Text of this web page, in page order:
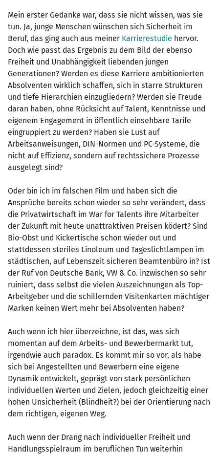
Mein erster Gedanke war, dass sie nicht wissen, was sie
tun. Ja, junge Menschen wünschen sich Sicherheit im
Beruf, das ging auch aus meiner Karrierestudie hervor.
Doch wie passt das Ergebnis zu dem Bild der ebenso
Freiheit und Unabhängigkeit liebenden jungen
Generationen? Werden es diese Karriere ambitionierten
Absolventen wirklich schaffen, sich in starre Strukturen
und tiefe Hierarchien einzugliedern? Werden sie Freude
daran haben, ohne Rücksicht auf Talent, Kenntnisse und
eigenem Engagement in öffentlich einsehbare Tarife
eingruppiert zu werden? Haben sie Lust auf
Arbeitsanweisungen, DIN-Normen und PC-Systeme, die
nicht auf Effizienz, sondern auf rechtssichere Prozesse
ausgelegt sind?
Oder bin ich im falschen Film und haben sich die
Ansprüche bereits schon wieder so sehr verändert, dass
die Privatwirtschaft im War for Talents ihre Mitarbeiter
der Zukunft mit heute unattraktiven Preisen ködert? Sind
Bio-Obst und Kickertische schon wieder out und
stattdessen steriles Linoleum und Tageslichtlampen im
städtischen, auf Lebenszeit sicheren Beamtenbüro in? Ist
der Ruf von Deutsche Bank, VW & Co. inzwischen so sehr
ruiniert, dass selbst die vielen Auszeichnungen als Top-
Arbeitgeber und die schillernden Visitenkarten mächtiger
Marken keinen Wert mehr bei Absolventen haben?
Auch wenn ich hier überzeichne, ist das, was sich
momentan auf dem Arbeits- und Bewerbermarkt tut,
irgendwie auch paradox. Es kommt mir so vor, als habe
sich bei Angestellten und Bewerbern eine eigene
Dynamik entwickelt, geprägt von stark persönlichen
individuellen Werten und Zielen, jedoch gleichzeitig einer
hohen Unsicherheit (Blindheit?) bei der Orientierung nach
dem richtigen, eigenen Weg.
Auch wenn der Drang nach individueller Freiheit und
Handlungsspielraum im beruflichen Tun weiterhin